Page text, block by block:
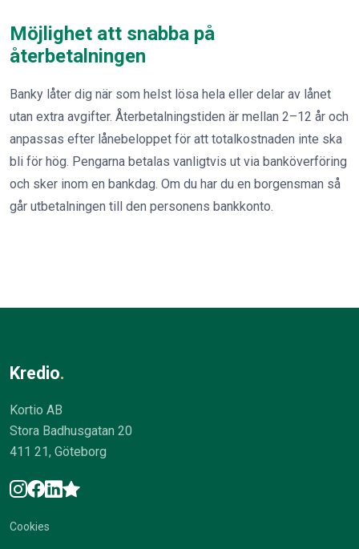
Möjlighet att snabba på
återbetalningen
Banky låter dig när som helst lösa hela eller delar av lånet
utan extra avgifter. Återbetalningstiden är mellan 2–12 år och
anpassas efter lånebeloppet för att totalkostnaden inte ska
bli för hög. Pengarna betalas vanligtvis ut via banköverföring
och sker inom en bankdag. Om du har du en borgensman så
går utbetalningen till den personens bankkonto.
Kredio.
Kortio AB
Stora Badhusgatan 20
411 21, Göteborg
Cookies